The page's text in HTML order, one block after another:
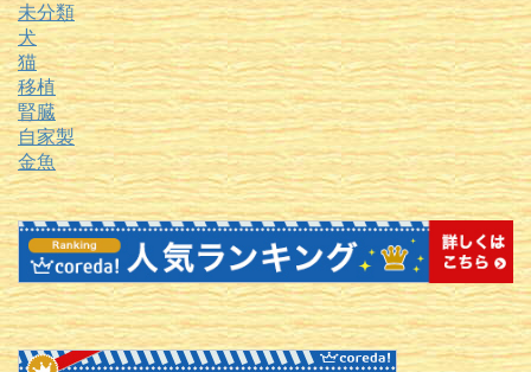
未分類
犬
猫
移植
腎臓
自家製
金魚